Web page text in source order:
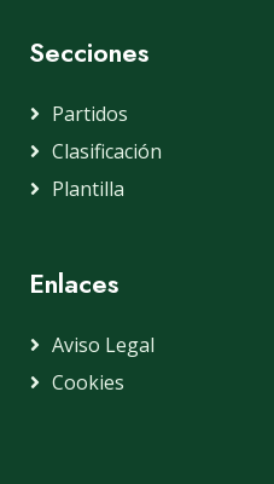
Secciones
Partidos
Clasificación
Plantilla
Enlaces
Aviso Legal
Cookies